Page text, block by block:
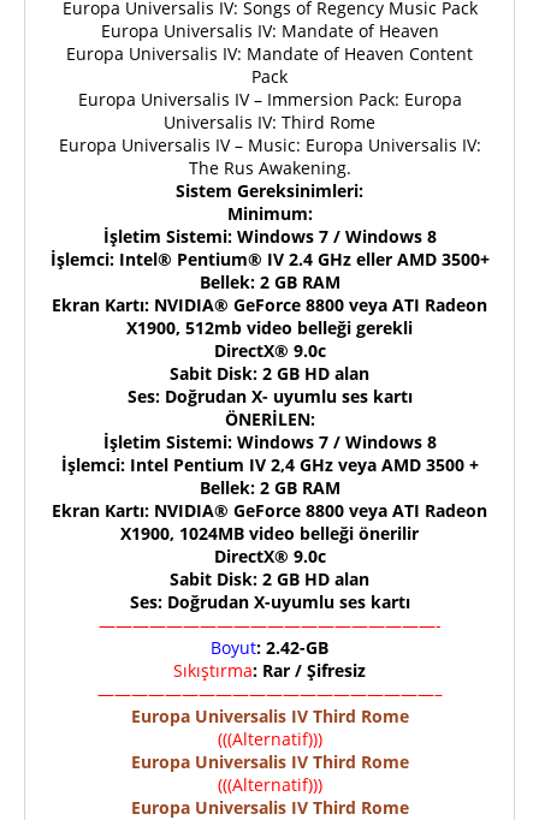
Europa Universalis IV: Songs of Regency Music Pack
Europa Universalis IV: Mandate of Heaven
Europa Universalis IV: Mandate of Heaven Content
Pack
Europa Universalis IV – Immersion Pack: Europa
Universalis IV: Third Rome
Europa Universalis IV – Music: Europa Universalis IV:
The Rus Awakening.
Sistem Gereksinimleri:
Minimum:
İşletim Sistemi: Windows 7 / Windows 8
İşlemci: Intel® Pentium® IV 2.4 GHz eller AMD 3500+
Bellek: 2 GB RAM
Ekran Kartı: NVIDIA® GeForce 8800 veya ATI Radeon
X1900, 512mb video belleği gerekli
DirectX® 9.0c
Sabit Disk: 2 GB HD alan
Ses: Doğrudan X- uyumlu ses kartı
ÖNERİLEN:
İşletim Sistemi: Windows 7 / Windows 8
İşlemci: Intel Pentium IV 2,4 GHz veya AMD 3500 +
Bellek: 2 GB RAM
Ekran Kartı: NVIDIA® GeForce 8800 veya ATI Radeon
X1900, 1024MB video belleği önerilir
DirectX® 9.0c
Sabit Disk: 2 GB HD alan
Ses: Doğrudan X-uyumlu ses kartı
————————————————————-
Boyut: 2.42-GB
Sıkıştırma: Rar / Şifresiz
————————————————————–
Europa Universalis IV Third Rome
(((Alternatif)))
Europa Universalis IV Third Rome
(((Alternatif)))
Europa Universalis IV Third Rome